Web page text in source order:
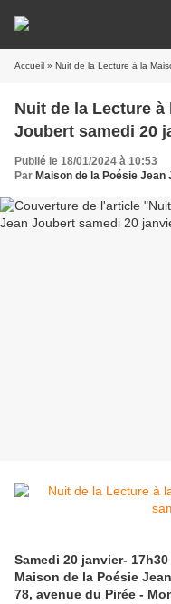
Accueil » Nuit de la Lecture à la
Nuit de la Lecture à
Joubert samedi 20
Publié le 18/01/2024 à 10:53
Par Maison de la Poésie Jean
Samedi 20 janvier- 17h30
Maison de la Poésie
78, avenue du Pirée -